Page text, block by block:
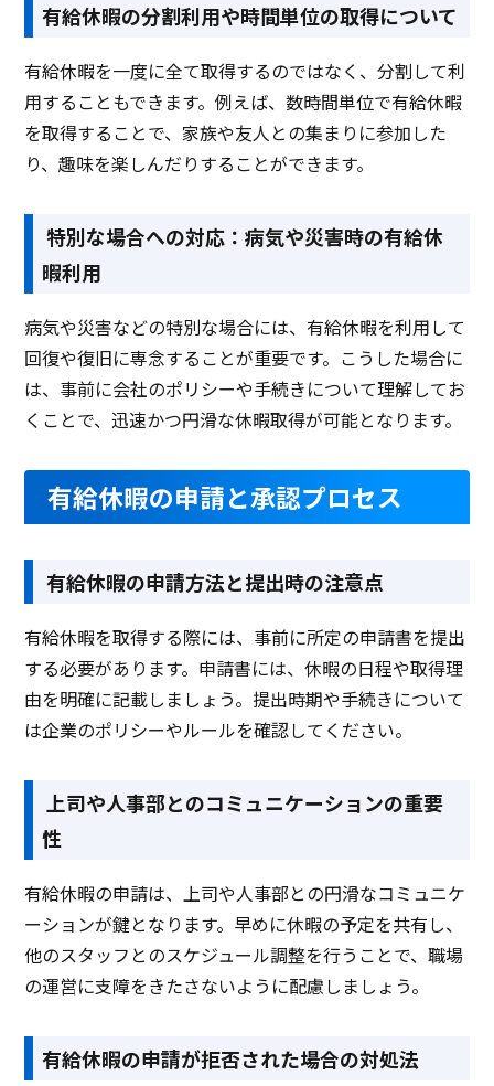
有給休暇の分割利用や時間単位の取得について
有給休暇を一度に全て取得するのではなく、分割して利
用することもできます。例えば、数時間単位で有給休暇
を取得することで、家族や友人との集まりに参加した
り、趣味を楽しんだりすることができます。
特別な場合への対応：病気や災害時の有給休
暇利用
病気や災害などの特別な場合には、有給休暇を利用して
回復や復旧に専念することが重要です。こうした場合に
は、事前に会社のポリシーや手続きについて理解してお
くことで、迅速かつ円滑な休暇取得が可能となります。
有給休暇の申請と承認プロセス
有給休暇の申請方法と提出時の注意点
有給休暇を取得する際には、事前に所定の申請書を提出
する必要があります。申請書には、休暇の日程や取得理
由を明確に記載しましょう。提出時期や手続きについて
は企業のポリシーやルールを確認してください。
上司や人事部とのコミュニケーションの重要
性
有給休暇の申請は、上司や人事部との円滑なコミュニケ
ーションが鍵となります。早めに休暇の予定を共有し、
他のスタッフとのスケジュール調整を行うことで、職場
の運営に支障をきたさないように配慮しましょう。
有給休暇の申請が拒否された場合の対処法